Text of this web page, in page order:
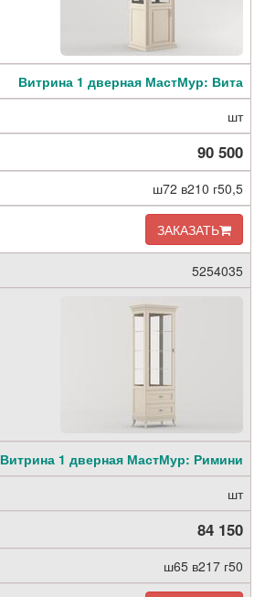
Витрина 1 дверная МастМур: Вита
шт
90 500
ш72 в210 г50,5
ЗАКАЗАТЬ
5254035
Витрина 1 дверная МастМур: Римини
шт
84 150
ш65 в217 г50